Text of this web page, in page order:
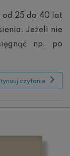
od 25 do 40 lat
Jeżeli nie
np. po
czytanie